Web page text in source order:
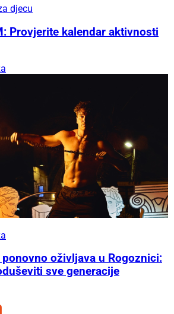
djecu
Provjerite kalendar aktivnosti
ponovno oživljava u Rogoznici:
sve generacije